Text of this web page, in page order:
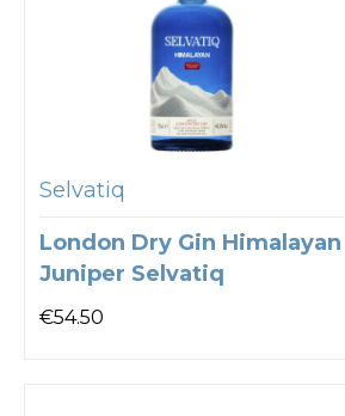
Selvatiq
London Dry Gin Himalayan
Juniper Selvatiq
€54.50